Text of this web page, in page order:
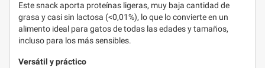
Este snack aporta proteínas ligeras, muy baja cantidad de
grasa y casi sin lactosa (<0,01%), lo que lo convierte en un
alimento ideal para gatos de todas las edades y tamaños,
incluso para los más sensibles.
Versátil y práctico